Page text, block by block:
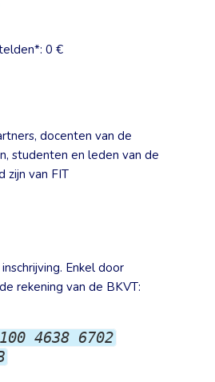
0 €
docenten van de
studenten en leden van de
zijn van FIT
Enkel door
rekening van de BKVT:
4638 6702